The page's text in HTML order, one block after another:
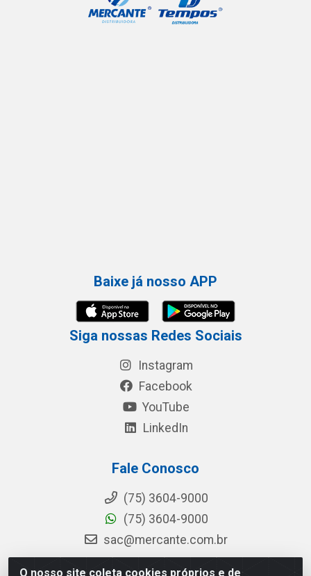
O nosso site coleta cookies próprios e de
Baixe já nosso APP
Siga nossas Redes Sociais
Instagram
Facebook
YouTube
LinkedIn
Fale Conosco
(75) 3604-9000
(75) 3604-9000
sac@mercante.com.br